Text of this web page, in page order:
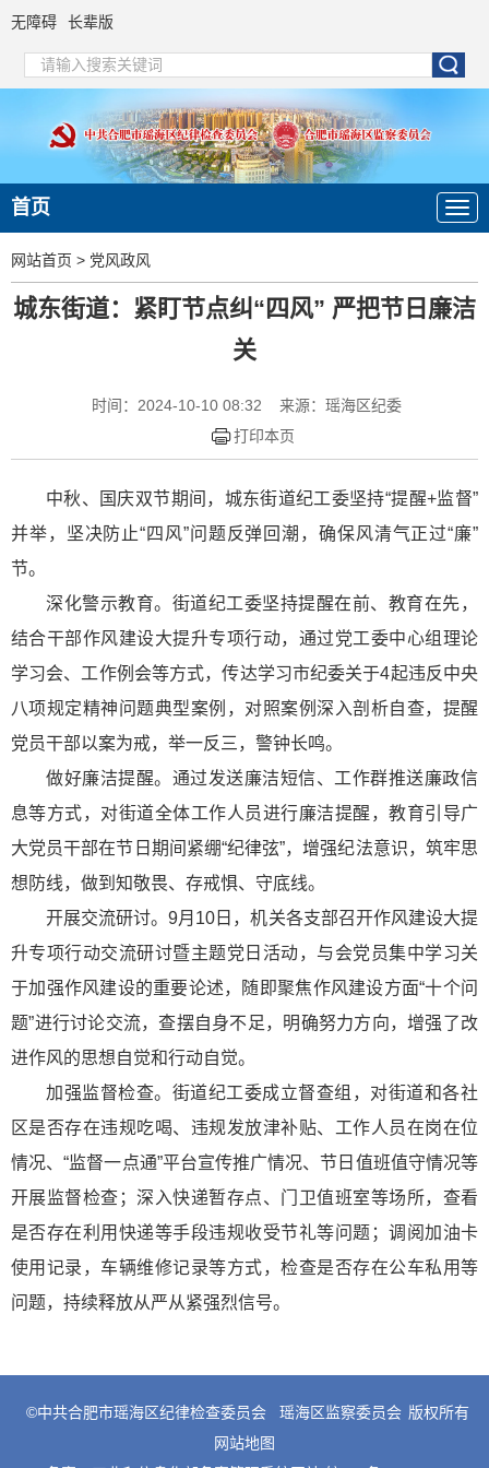
无障碍 长辈版
首页
网站首页 > 党风政风
城东街道：紧盯节点纠“四风” 严把节日廉洁
关
时间：2024-10-10 08:32
来源：瑶海区纪委
打印本页
中秋、国庆双节期间，城东街道纪工委坚持“提醒+监督”
并举，坚决防止“四风”问题反弹回潮，确保风清气正过“廉”
节。
深化警示教育。街道纪工委坚持提醒在前、教育在先，
结合干部作风建设大提升专项行动，通过党工委中心组理论
学习会、工作例会等方式，传达学习市纪委关于4起违反中央
八项规定精神问题典型案例，对照案例深入剖析自查，提醒
党员干部以案为戒，举一反三，警钟长鸣。
做好廉洁提醒。通过发送廉洁短信、工作群推送廉政信
息等方式，对街道全体工作人员进行廉洁提醒，教育引导广
大党员干部在节日期间紧绷“纪律弦”，增强纪法意识，筑牢思
想防线，做到知敬畏、存戒惧、守底线。
开展交流研讨。9月10日，机关各支部召开作风建设大提
升专项行动交流研讨暨主题党日活动，与会党员集中学习关
于加强作风建设的重要论述，随即聚焦作风建设方面“十个问
题”进行讨论交流，查摆自身不足，明确努力方向，增强了改
进作风的思想自觉和行动自觉。
加强监督检查。街道纪工委成立督查组，对街道和各社
区是否存在违规吃喝、违规发放津补贴、工作人员在岗在位
情况、“监督一点通”平台宣传推广情况、节日值班值守情况等
开展监督检查；深入快递暂存点、门卫值班室等场所，查看
是否存在利用快递等手段违规收受节礼等问题；调阅加油卡
使用记录，车辆维修记录等方式，检查是否存在公车私用等
问题，持续释放从严从紧强烈信号。
©中共合肥市瑶海区纪律检查委员会 瑶海区监察委员会 版权所有
网站地图